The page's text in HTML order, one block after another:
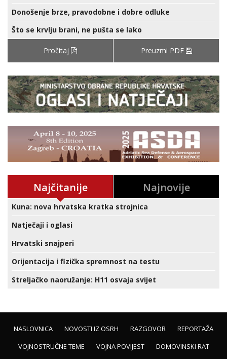
Donošenje brze, pravodobne i dobre odluke
Što se krvlju brani, ne pušta se lako
Pročitaj Preuzmi PDF
Najčitanije Najnovije
Kuna: nova hrvatska kratka strojnica
Natječaji i oglasi
Hrvatski snajperi
Orijentacija i fizička spremnost na testu
Streljačko naoružanje: H11 osvaja svijet
NASLOVNICA NOVOSTI IZ OSRH RAZGOVOR
REPORTAŽA
VOJNOSTRUČNE TEME
VOJNA POVIJEST
DOMOVINSKI RAT